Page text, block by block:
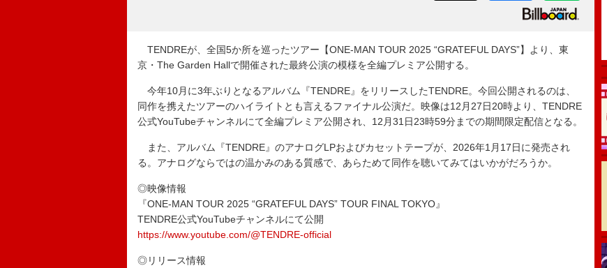
TENDREが、全国5か所を巡ったツアー【ONE-MAN TOUR 2025 “GRATEFUL DAYS”】より、東
京・The Garden Hallで開催された最終公演の模様を全編プレミア公開する。
今年10月に3年ぶりとなるアルバム『TENDRE』をリリースしたTENDRE。今回公開されるのは、
同作を携えたツアーのハイライトとも言えるファイナル公演だ。映像は12月27日20時より、TENDRE
公式YouTubeチャンネルにて全編プレミア公開され、12月31日23時59分までの期間限定配信となる。
また、アルバム『TENDRE』のアナログLPおよびカセットテープが、2026年1月17日に発売され
る。アナログならではの温かみのある質感で、あらためて同作を聴いてみてはいかがだろうか。
◎映像情報
『ONE-MAN TOUR 2025 “GRATEFUL DAYS” TOUR FINAL TOKYO』
TENDRE公式YouTubeチャンネルにて公開
https://www.youtube.com/@TENDRE-official
◎リリース情報